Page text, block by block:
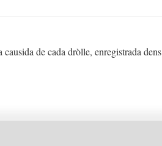
de cada dròlle, enregistrada dens